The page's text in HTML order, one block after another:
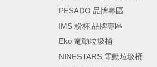
PESADO 品牌專區
IMS 粉杯 品牌專區
Eko 電動垃圾桶
NINESTARS 電動垃圾桶